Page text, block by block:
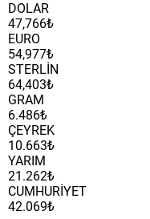
DOLAR
47,766₺
EURO
54,977₺
STERLİN
64,403₺
GRAM
6.486₺
ÇEYREK
10.663₺
YARIM
21.262₺
CUMHURİYET
42.069₺